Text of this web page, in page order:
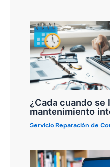
¿Cada cuando se
mantenimiento
Servicio Reparación de